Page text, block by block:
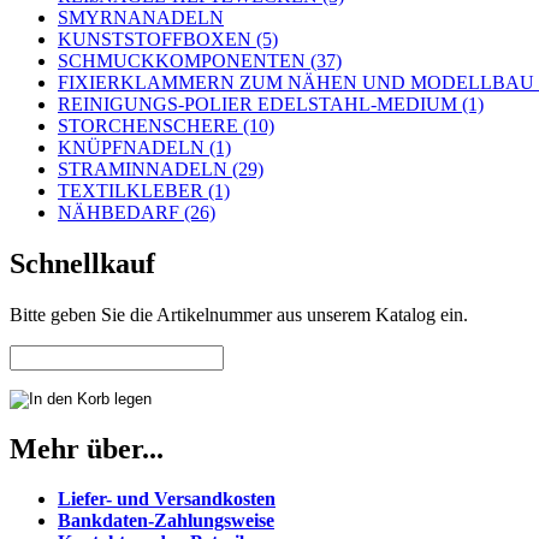
SMYRNANADELN
KUNSTSTOFFBOXEN (5)
SCHMUCKKOMPONENTEN (37)
FIXIERKLAMMERN ZUM NÄHEN UND MODELLBAU
REINIGUNGS-POLIER EDELSTAHL-MEDIUM (1)
STORCHENSCHERE (10)
KNÜPFNADELN (1)
STRAMINNADELN (29)
TEXTILKLEBER (1)
NÄHBEDARF (26)
Schnellkauf
Bitte geben Sie die Artikelnummer aus unserem Katalog ein.
Mehr über...
Liefer- und Versandkosten
Bankdaten-Zahlungsweise